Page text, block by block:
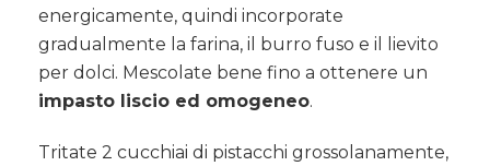
energicamente, quindi incorporate
gradualmente la farina, il burro fuso e il lievito
per dolci. Mescolate bene fino a ottenere un
impasto liscio ed omogeneo.
Tritate 2 cucchiai di pistacchi grossolanamente,